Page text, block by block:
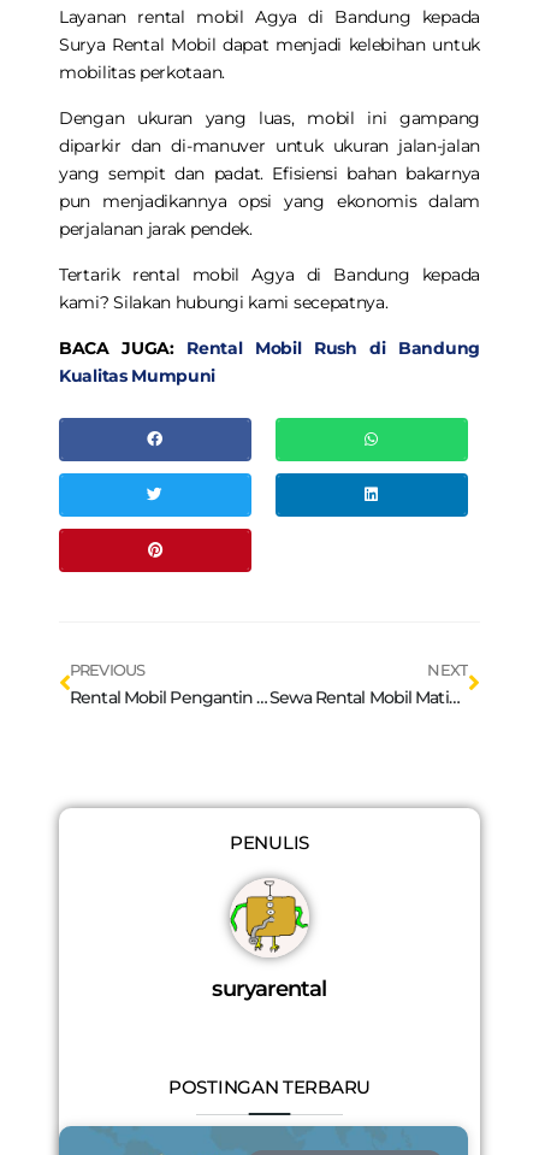
Layanan rental mobil Agya di Bandung kepada
Surya Rental Mobil dapat menjadi kelebihan untuk
mobilitas perkotaan.
Dengan ukuran yang luas, mobil ini gampang
diparkir dan di-manuver untuk ukuran jalan-jalan
yang sempit dan padat. Efisiensi bahan bakarnya
pun menjadikannya opsi yang ekonomis dalam
perjalanan jarak pendek.
Tertarik rental mobil Agya di Bandung kepada
kami? Silakan hubungi kami secepatnya.
BACA JUGA: Rental Mobil Rush di Bandung
Kualitas Mumpuni
Prev
PREVIOUS
Rental Mobil Pengantin di Bandung beserta Keuntungan-Keuntungannya
NEXT
Sewa Rental Mobil Matic di Bandung Relatif Murah
Next
PENULIS
suryarental
POSTINGAN TERBARU